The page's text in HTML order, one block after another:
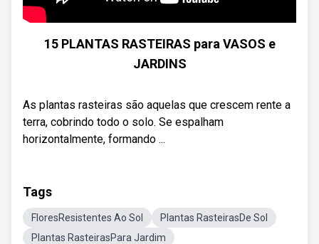
15 PLANTAS RASTEIRAS para VASOS e
JARDINS
As plantas rasteiras são aquelas que crescem rente a
terra, cobrindo todo o solo. Se espalham
horizontalmente, formando ...
Tags
FloresResistentes Ao Sol
Plantas RasteirasDe Sol
Plantas RasteirasPara Jardim